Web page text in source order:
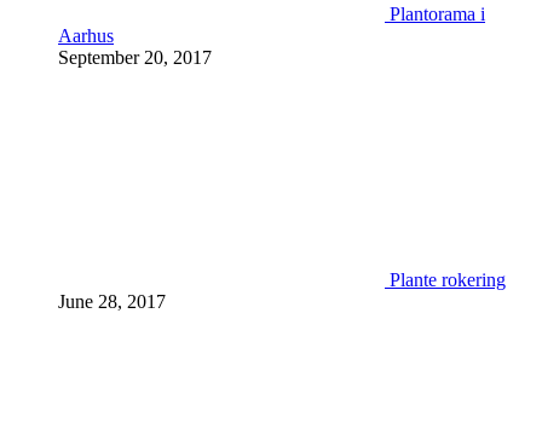
Plantorama i
Aarhus
September 20, 2017
Plante rokering
June 28, 2017